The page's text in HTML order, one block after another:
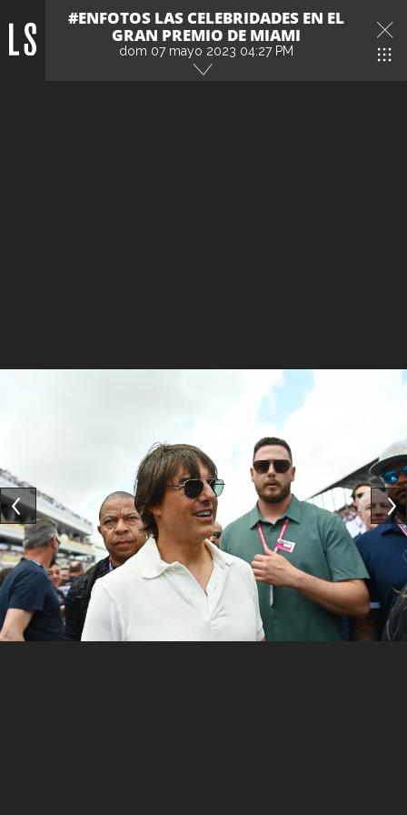
#ENFOTOS LAS CELEBRIDADES EN EL
GRAN PREMIO DE MIAMI
dom 07 mayo 2023 04:27 PM